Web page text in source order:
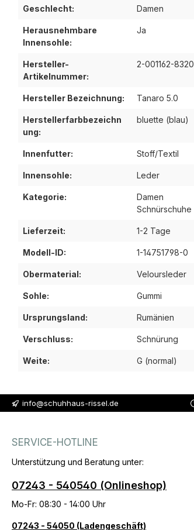
Geschlecht: Damen
Herausnehmbare
Innensohle:
Ja
Hersteller-
Artikelnummer:
2-001162-8320
Hersteller Bezeichnung: Tanaro 5.0
Herstellerfarbbezeichn
ung:
bluette (blau)
Innenfutter: Stoff/Textil
Innensohle: Leder
Kategorie:
Damen
Schnürschuhe
Lieferzeit: 1-2 Tage
Modell-ID: 1-14751798-0
Obermaterial: Veloursleder
Sohle: Gummi
Ursprungsland: Rumänien
Verschluss: Schnürung
Weite: G (normal)
info@schuhhaus-rissel.de
SERVICE-HOTLINE
Unterstützung und Beratung unter:
07243 - 540540 (Onlineshop)
Mo-Fr: 08:30 - 14:00 Uhr
07243 - 54050 (Ladengeschäft)